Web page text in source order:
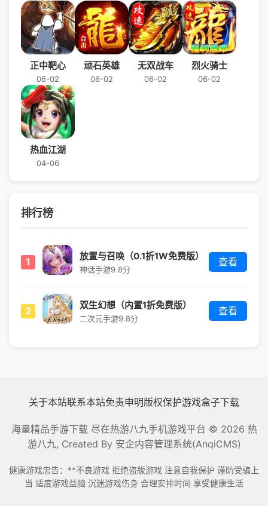
正中靶心
06-02
顽石英雄
06-02
无双战车
06-02
烈火骑士
06-02
热血江湖
04-06
排行榜
1 放置与召唤（0.1折1W免费版）
神话手游9.8分
查看
2 双生幻想（内置1折免费版）
二次元手游9.8分
查看
关于本站联系本站免责申明版权保护游戏盒子下载
海量精品手游下载 尽在热游八九手机游戏平台 © 2026 热
游八九, Created By 安企内容管理系统(AnqiCMS)
健康游戏忠告：**不良游戏 拒绝盗版游戏 注意自我保护 谨防受骗上
当 适度游戏益脑 沉迷游戏伤身 合理安排时间 享受健康生活